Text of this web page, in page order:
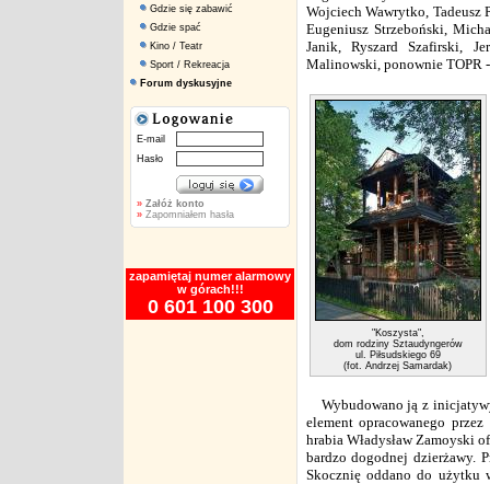
Gdzie się zabawić
Gdzie spać
Kino / Teatr
Sport / Rekreacja
Forum dyskusyjne
E-mail
Hasło
» Załóż konto
» Zapomniałem hasła
zapamiętaj numer alarmowy
w górach!!!
0 601 100 300
Wojciech Wawrytko, Tadeusz
Eugeniusz Strzeboński,
Janik, Ryszard Szafirski,
Malinowski, ponownie TOPR
"Koszysta",
dom rodziny Sztaudyngerów
ul. Piłsudskiego 69
(fot. Andrzej Samardak)
Wybudowano ją z
element opracowanego
hrabia Władysław Zamoyski
bardzo dogodnej dzierżawy.
Skocznię oddano do użytku